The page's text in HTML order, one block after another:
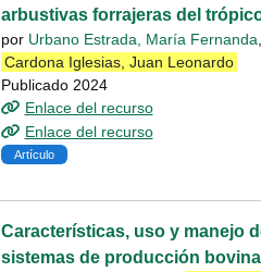
arbustivas forrajeras del
por Urbano Estrada, María Fernanda
Cardona Iglesias, Juan Leonardo
Publicado 2024
Enlace del recurso
Enlace del recurso
Artículo
Características, uso y manejo
sistemas de producción